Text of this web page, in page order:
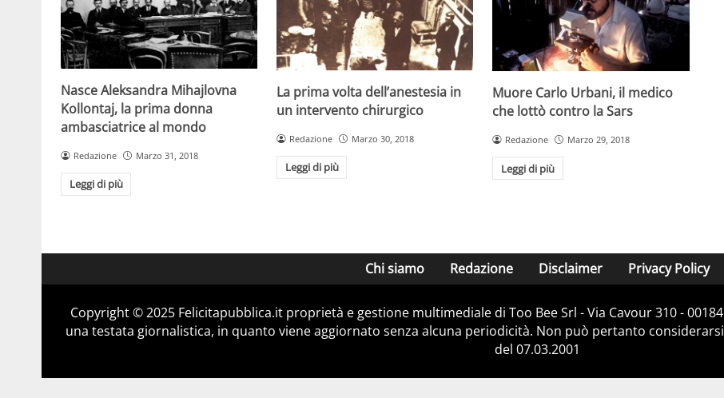
Nasce Aleksandra Mihajlovna
Kollontaj, la prima donna
ambasciatrice al mondo
Redazione Marzo 31, 2018
Leggi di più
La prima volta dell’anestesia in
un intervento chirurgico
Redazione Marzo 30, 2018
Leggi di più
Muore Carlo Urbani, il medico
che lottò contro la Sars
Redazione Marzo 29, 2018
Leggi di più
Chi siamo Redazione Disclaimer Privacy Policy
Copyright © 2025 Felicitapubblica.it proprietà e gestione multimediale di Too Bee Srl - Via Cavour 310 -
una testata giornalistica, in quanto viene aggiornato senza alcuna periodicità. Non può pertanto
del 07.03.2001